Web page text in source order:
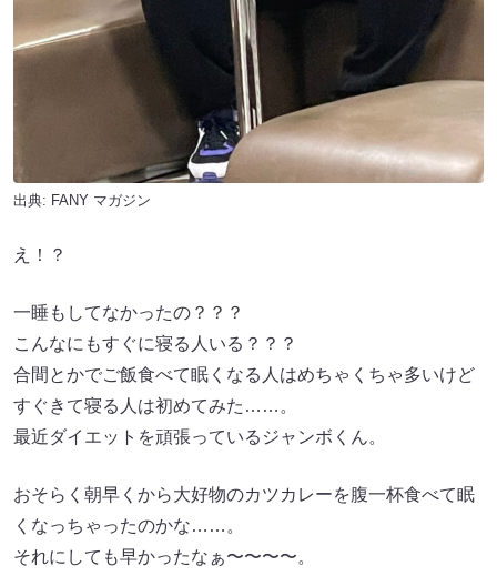
出典: FANY マガジン
え！？
一睡もしてなかったの？？？
こんなにもすぐに寝る人いる？？？
合間とかでご飯食べて眠くなる人はめちゃくちゃ多いけど
すぐきて寝る人は初めてみた……。
最近ダイエットを頑張っているジャンボくん。
おそらく朝早くから大好物のカツカレーを腹一杯食べて眠
くなっちゃったのかな……。
それにしても早かったなぁ〜〜〜〜。